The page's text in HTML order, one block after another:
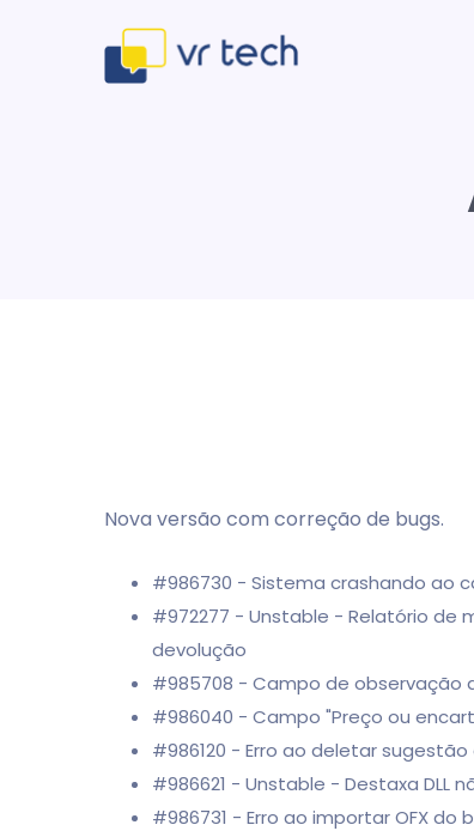
Nova versão com correção de bugs.
#986730 - Sistema crashando ao
#972277 - Unstable - Relatório
devolução
#985708 - Campo de observação
#986040 - Campo "Preço ou
#986120 - Erro ao deletar
#986621 - Unstable - Destaxa DLL
#986731 - Erro ao importar OFX do